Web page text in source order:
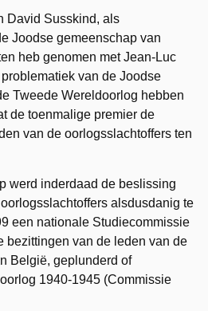
David Susskind, als
Joodse gemeenschap van
heb genomen met Jean-Luc
van de Joodse
Tweede Wereldoorlog hebben
de toenmalige premier de
van de oorlogsslachtoffers ten
werd inderdaad de beslissing
alsdusdanig te
een nationale Studiecommissie
bezittingen van de leden van de
België, geplunderd of
1940-1945 (Commissie